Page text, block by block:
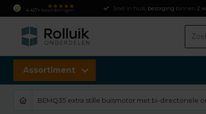
4.457+ beoordelingen Snel in huis: bezorging binnen 2
Assortiment
BEMQ35 extra stille buismotor met bi-directonele